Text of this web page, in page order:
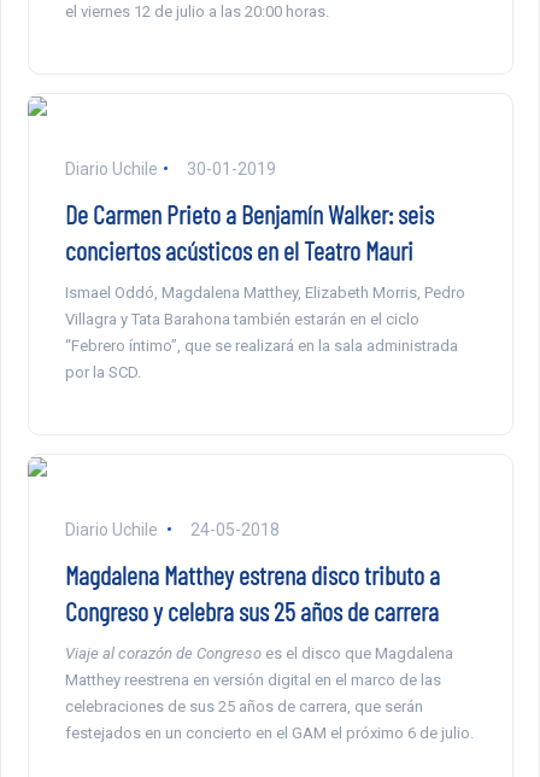
el viernes 12 de julio a las 20:00 horas.
Diario Uchile 30-01-2019
De Carmen Prieto a Benjamín Walker: seis
conciertos acústicos en el Teatro Mauri
Ismael Oddó, Magdalena Matthey, Elizabeth Morris, Pedro
Villagra y Tata Barahona también estarán en el ciclo
“Febrero íntimo”, que se realizará en la sala administrada
por la SCD.
Diario Uchile 24-05-2018
Magdalena Matthey estrena disco tributo a
Congreso y celebra sus 25 años de carrera
Viaje al corazón de Congresoes el disco que Magdalena
Matthey reestrena en versión digital en el marco de las
celebraciones de sus 25 años de carrera, que serán
festejados en un concierto en el GAM el próximo 6 de julio.